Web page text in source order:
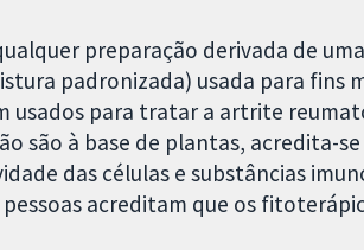
preparação derivada de
padronizada) usada para fins
usados para tratar a artrite
são à base de plantas, acredita-
das células e substâncias
acreditam que os